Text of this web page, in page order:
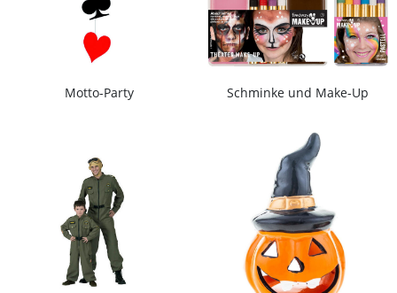
Motto-Party Schminke und Make-Up